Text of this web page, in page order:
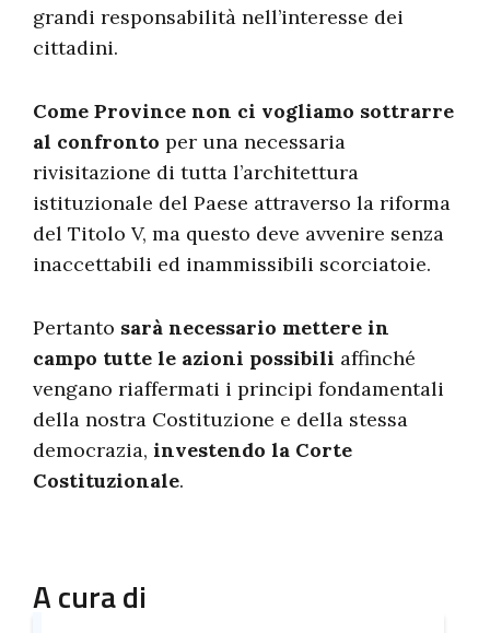
grandi responsabilità nell’interesse dei
cittadini.
Come Province non ci vogliamo sottrarre
al confronto per una necessaria
rivisitazione di tutta l’architettura
istituzionale del Paese attraverso la riforma
del Titolo V, ma questo deve avvenire senza
inaccettabili ed inammissibili scorciatoie.
Pertanto sarà necessario mettere in
campo tutte le azioni possibili affinché
vengano riaffermati i principi fondamentali
della nostra Costituzione e della stessa
democrazia, investendo la Corte
Costituzionale.
A cura di